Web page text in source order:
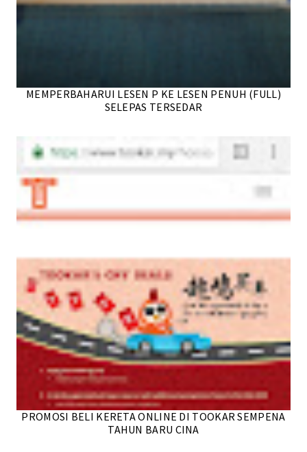
MEMPERBAHARUI LESEN P KE LESEN PENUH (FULL)
SELEPAS TERSEDAR
PROMOSI BELI KERETA ONLINE DI TOOKAR SEMPENA
TAHUN BARU CINA